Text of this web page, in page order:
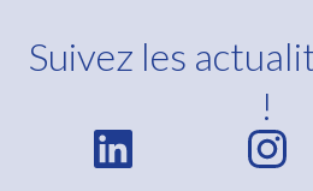
Suivez les
!